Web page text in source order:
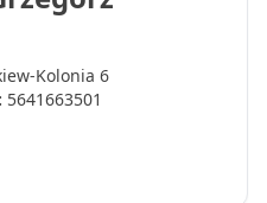
Kolonia 6
5641663501